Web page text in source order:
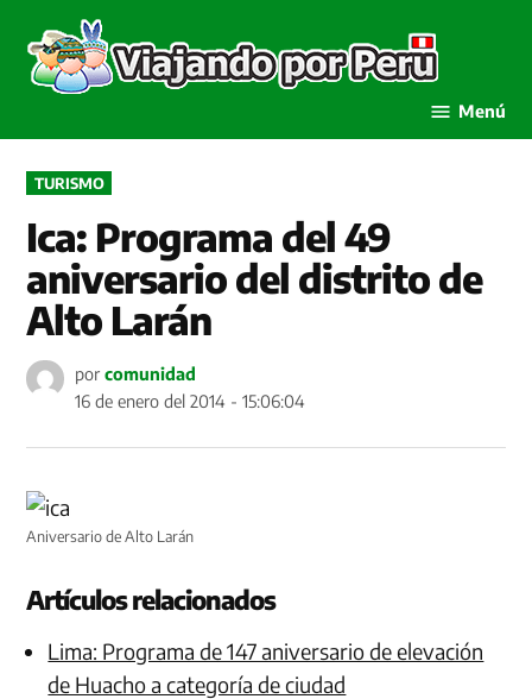
contenido
por
Menú
PUBLICADO
EN
TURISMO
Ica: Programa del 49
aniversario del distrito de
Alto Larán
por comunidad
16 de enero del 2014 - 15:06:04
Aniversario de Alto Larán
Artículos relacionados
Lima: Programa de 147 aniversario de elevación
de Huacho a categoría de ciudad